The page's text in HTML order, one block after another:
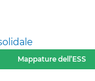
Mappature dell’ESS